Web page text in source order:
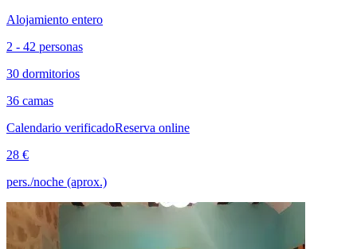
Alojamiento entero
2 - 42 personas
30 dormitorios
36 camas
Calendario verificadoReserva online
28 €
pers./noche (aprox.)